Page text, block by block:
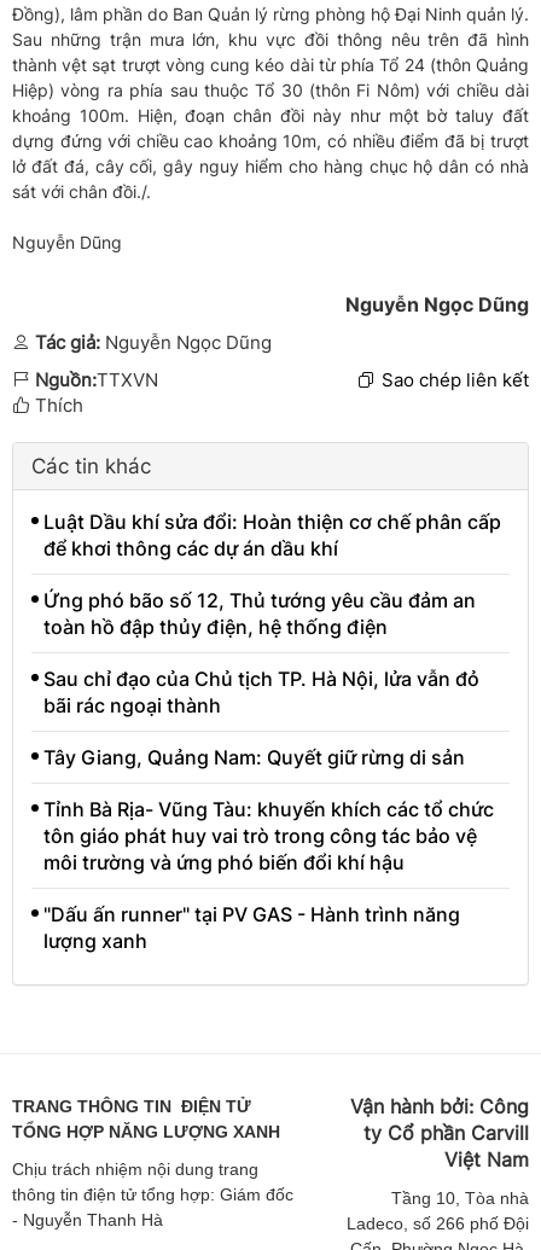
Đồng), lâm phần do Ban Quản lý rừng phòng hộ Đại Ninh quản lý.
Sau những trận mưa lớn, khu vực đồi thông nêu trên đã hình
thành vệt sạt trượt vòng cung kéo dài từ phía Tổ 24 (thôn Quảng
Hiệp) vòng ra phía sau thuộc Tổ 30 (thôn Fi Nôm) với chiều dài
khoảng 100m. Hiện, đoạn chân đồi này như một bờ taluy đất
dựng đứng với chiều cao khoảng 10m, có nhiều điểm đã bị trượt
lở đất đá, cây cối, gây nguy hiểm cho hàng chục hộ dân có nhà
sát với chân đồi./.
Nguyễn Dũng
Nguyễn Ngọc Dũng
Tác giả: Nguyễn Ngọc Dũng
Nguồn:TTXVN
Sao chép liên kết
Thích
Các tin khác
Luật Dầu khí sửa đổi: Hoàn thiện cơ chế phân cấp
để khơi thông các dự án dầu khí
Ứng phó bão số 12, Thủ tướng yêu cầu đảm an
toàn hồ đập thủy điện, hệ thống điện
Sau chỉ đạo của Chủ tịch TP. Hà Nội, lửa vẫn đỏ
bãi rác ngoại thành
Tây Giang, Quảng Nam: Quyết giữ rừng di sản
Tỉnh Bà Rịa- Vũng Tàu: khuyến khích các tổ chức
tôn giáo phát huy vai trò trong công tác bảo vệ
môi trường và ứng phó biến đổi khí hậu
"Dấu ấn runner" tại PV GAS - Hành trình năng
lượng xanh
TRANG THÔNG TIN ĐIỆN TỬ
TỔNG HỢP NĂNG LƯỢNG XANH
Chịu trách nhiệm nội dung trang
thông tin điện tử tổng hợp: Giám đốc
- Nguyễn Thanh Hà
Vận hành bởi: Công
ty Cổ phần Carvill
Việt Nam
Tầng 10, Tòa nhà
Ladeco, số 266 phố Đội